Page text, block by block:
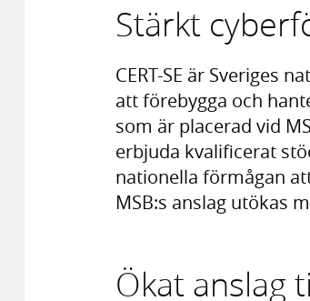
Stärkt
CERT-SE är Sveriges
att förebygga och
som är placerad vid
erbjuda kvalificerat
nationella förmågan
MSB:s anslag utökas
Ökat anslag